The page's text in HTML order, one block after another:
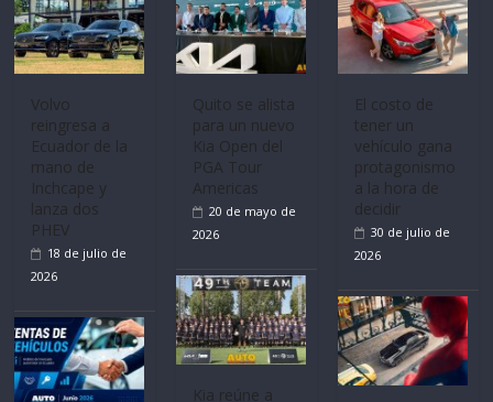
Volvo
reingresa a
Ecuador de la
mano de
Inchcape y
lanza dos
PHEV
18 de julio de
2026
recibe 12
Sinotruk
Bolden para
cubrir las rutas
de La Vuelta
31 de julio de
2026
Quito se alista
para un nuevo
Kia Open del
PGA Tour
Americas
El costo de
tener un
vehículo gana
protagonismo
a la hora de
decidir
30 de julio de
2026